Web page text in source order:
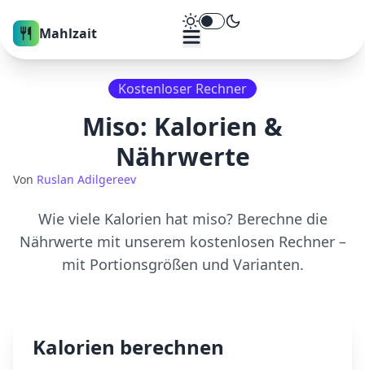
Mahlzait Theme umschalten
Kostenloser Rechner
Miso: Kalorien &
Nährwerte
Von Ruslan Adilgereev
Wie viele Kalorien hat miso? Berechne die
Nährwerte mit unserem kostenlosen Rechner –
mit Portionsgrößen und Varianten.
Kalorien berechnen